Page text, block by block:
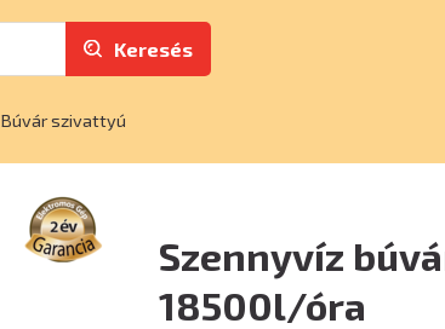
Keresés
Búvár szivattyú
Szennyvíz
18500l/óra